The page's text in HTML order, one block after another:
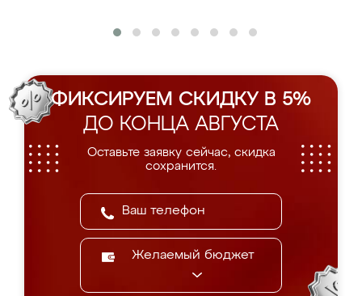
ФИКСИРУЕМ СКИДКУ В 5%
ДО КОНЦА АВГУСТА
Оставьте заявку сейчас, скидка
сохранится.
Желаемый бюджет